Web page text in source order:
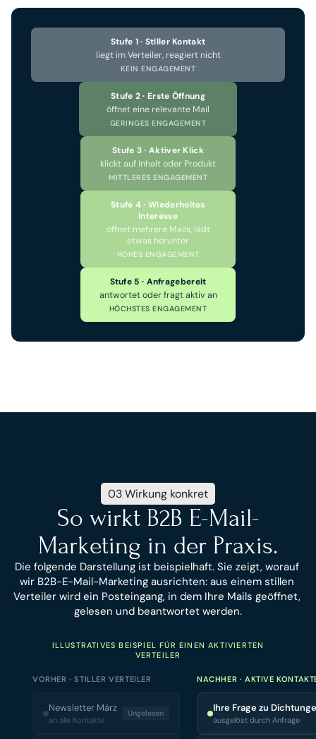
Stufe 1 · Stiller Kontakt
liegt im Verteiler, reagiert nicht
KEIN ENGAGEMENT
Stufe 2 · Erste Öffnung
öffnet eine relevante Mail
GERINGES ENGAGEMENT
Stufe 3 · Aktiver Klick
klickt auf Inhalt oder Produkt
MITTLERES ENGAGEMENT
Stufe 4 · Wiederholtes
Interesse
öffnet mehrere Mails, lädt
etwas herunter
HOHES ENGAGEMENT
Stufe 5 · Anfragebereit
antwortet oder fragt aktiv an
HÖCHSTES ENGAGEMENT
03 Wirkung konkret
So wirkt B2B E-Mail-
Marketing in der Praxis.
Die folgende Darstellung ist beispielhaft. Sie zeigt, worauf
wir B2B-E-Mail-Marketing ausrichten: aus einem stillen
Verteiler wird ein Posteingang, in dem Ihre Mails geöffnet,
gelesen und beantwortet werden.
ILLUSTRATIVES BEISPIEL FÜR EINEN AKTIVIERTEN
VERTEILER
VORHER · STILLER VERTEILER
Newsletter März
an alle Kontakte
Ungelesen
NACHHER · AKTIVE
Ihre Frage zu
ausgelöst durch Anfrage